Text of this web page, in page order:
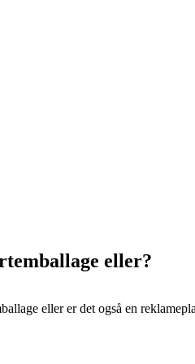
eller?
eller er det også en